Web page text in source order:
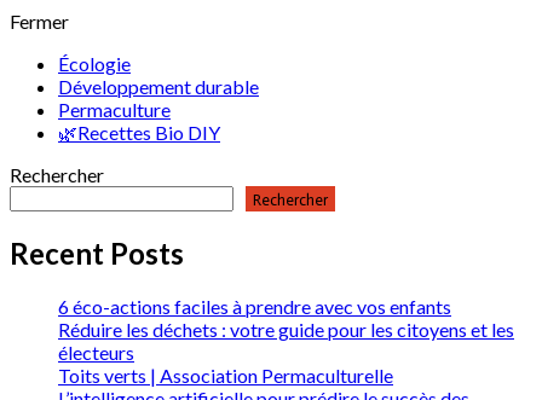
Fermer
Écologie
Développement durable
Permaculture
🌿Recettes Bio DIY
Rechercher
Rechercher
Recent Posts
6 éco-actions faciles à prendre avec vos enfants
Réduire les déchets : votre guide pour les citoyens et les
électeurs
Toits verts | Association Permaculturelle